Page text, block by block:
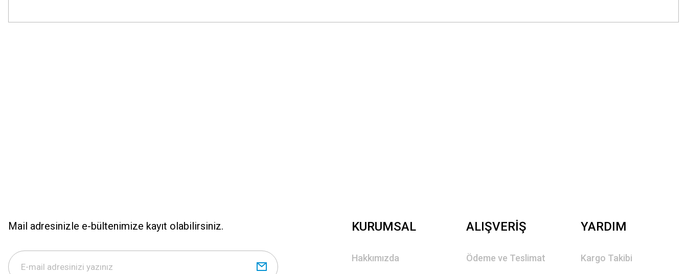
Görüş ve önerileriniz için teşekkür ederiz.
Mail adresinizle e-bültenimize kayıt olabilirsiniz. KURUMSAL
Hakkımızda
ALIŞVERİŞ
Ödeme ve Teslimat
YARDIM
Kargo Takibi